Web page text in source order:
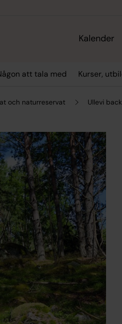
Kalender
att tala med Kurser,
och naturreservat Ullevi